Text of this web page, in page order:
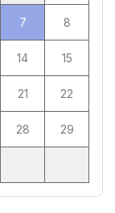
7 8
14 15
21 22
28 29